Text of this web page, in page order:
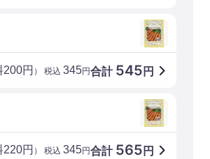
合計 545 円
200円 ） 税込 345円
合計 565 円
220円 ） 税込 345円